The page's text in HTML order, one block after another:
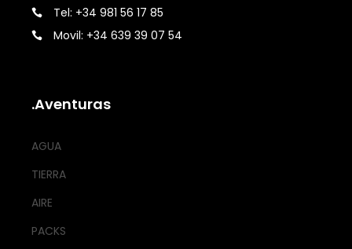
Tel: +34 981 56 17 85
Movil: +34 639 39 07 54
.Aventuras
AGUA
TIERRA
AIRE
PACKS